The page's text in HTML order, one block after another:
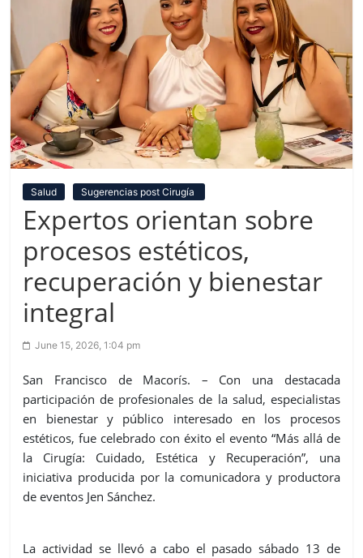
Salud Sugerencias post Cirugía
Expertos orientan sobre
procesos estéticos,
recuperación y bienestar
integral
June 15, 2026, 1:04 pm
San Francisco de Macorís. – Con una destacada
participación de profesionales de la salud, especialistas
en bienestar y público interesado en los procesos
estéticos, fue celebrado con éxito el evento “Más allá de
la Cirugía: Cuidado, Estética y Recuperación”, una
iniciativa producida por la comunicadora y productora
de eventos Jen Sánchez.
La actividad se llevó a cabo el pasado sábado 13 de